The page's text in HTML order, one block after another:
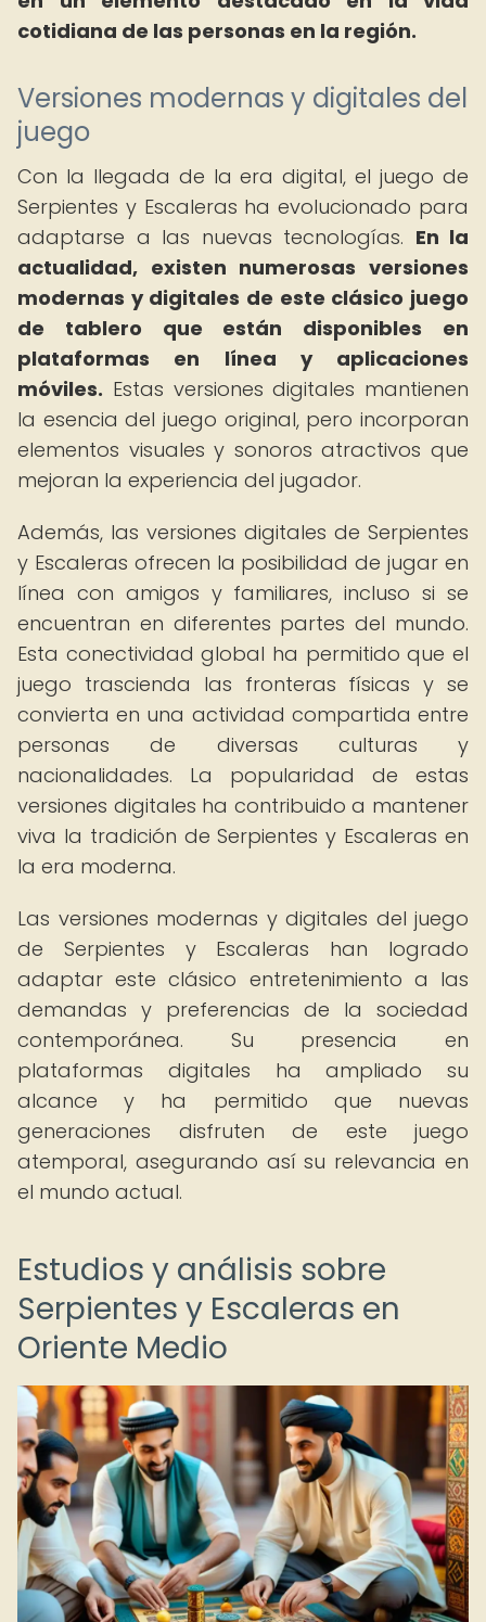
cotidiana de las personas en la región.
Versiones modernas y digitales del
juego
Con la llegada de la era digital, el juego de
Serpientes y Escaleras ha evolucionado para
adaptarse a las nuevas tecnologías. En la
actualidad, existen numerosas versiones
modernas y digitales de este clásico juego
de tablero que están disponibles en
plataformas en línea y aplicaciones
móviles. Estas versiones digitales mantienen
la esencia del juego original, pero incorporan
elementos visuales y sonoros atractivos que
mejoran la experiencia del jugador.
Además, las versiones digitales de Serpientes
y Escaleras ofrecen la posibilidad de jugar en
línea con amigos y familiares, incluso si se
encuentran en diferentes partes del mundo.
Esta conectividad global ha permitido que el
juego trascienda las fronteras físicas y se
convierta en una actividad compartida entre
personas de diversas culturas y
nacionalidades. La popularidad de estas
versiones digitales ha contribuido a mantener
viva la tradición de Serpientes y Escaleras en
la era moderna.
Las versiones modernas y digitales del juego
de Serpientes y Escaleras han logrado
adaptar este clásico entretenimiento a las
demandas y preferencias de la sociedad
contemporánea. Su presencia en
plataformas digitales ha ampliado su
alcance y ha permitido que nuevas
generaciones disfruten de este juego
atemporal, asegurando así su relevancia en
el mundo actual.
Estudios y análisis sobre
Serpientes y Escaleras en
Oriente Medio